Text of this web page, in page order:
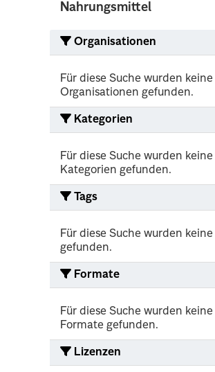
Nahrungsmittel
Organisationen
Für diese Suche wurden keine
Organisationen gefunden.
Kategorien
Für diese Suche wurden keine
Kategorien gefunden.
Tags
Für diese Suche wurden keine
gefunden.
Formate
Für diese Suche wurden keine
Formate gefunden.
Lizenzen